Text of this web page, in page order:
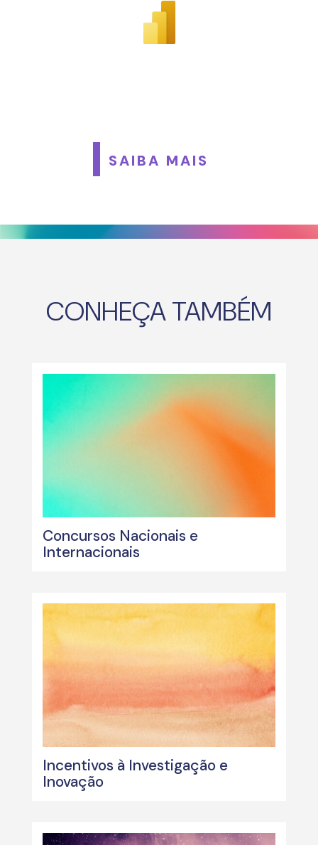
SAIBA MAIS
CONHEÇA TAMBÉM
Concursos Nacionais e
Internacionais
Incentivos à Investigação e
Inovação